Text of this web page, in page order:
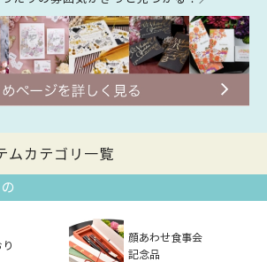
ムカテゴリ一覧
顔あわせ食事会
記念品